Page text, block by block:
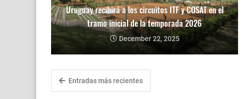
Uruguay recibirá a los circuitos ITF y COSAT en el
tramo inicial de la temporada 2026
December 22, 2025
Entradas más recientes